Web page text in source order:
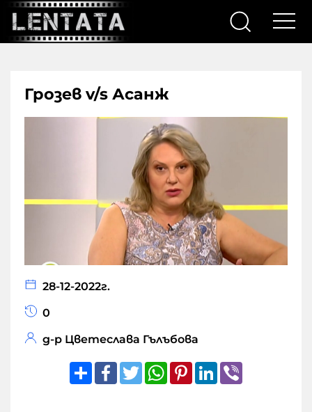
Грозев v/s Асанж
28-12-2022г.
0
д-р Цветеслава Гълъбова
ShareFacebook
TwitterWhatsApp
Pinterest
LinkedIn